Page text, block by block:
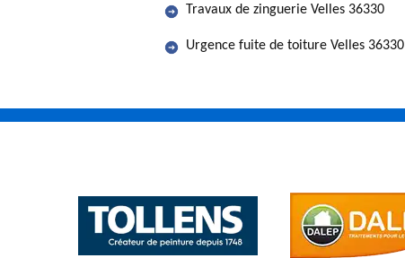
Travaux de zinguerie Velles 36330
Urgence fuite de toiture Velles 36330